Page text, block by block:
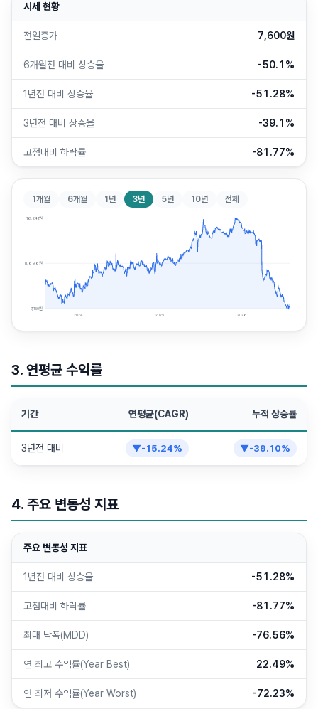
시세 현황
전일종가 7,600원
6개월전 대비 상승율 -50.1%
1년전 대비 상승율 -51.28%
3년전 대비 상승율 -39.1%
고점대비 하락률 -81.77%
1개월 6개월 1년 3년 5년 10년 전체
16,241원
11,696원
7,150원
2024 2025 2026
3. 연평균 수익률
기간 연평균(CAGR) 누적 상승률
3년전 대비 ▼-15.24% ▼-39.10%
4. 주요 변동성 지표
주요 변동성 지표
1년전 대비 상승율 -51.28%
고점대비 하락률 -81.77%
최대 낙폭(MDD) -76.56%
연 최고 수익률(Year Best) 22.49%
연 최저 수익률(Year Worst) -72.23%